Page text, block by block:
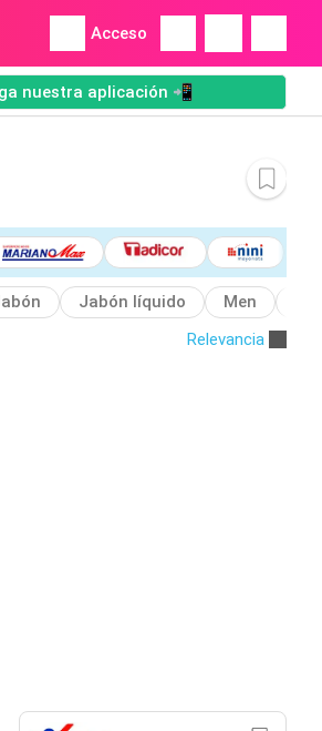
Acceso
nuestra aplicación 📲
Jabón líquido Men
Relevancia